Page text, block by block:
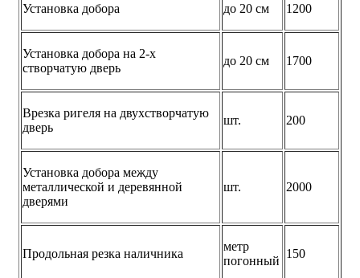
Установка добора до 20 см 1200
Установка добора на 2-х
створчатую дверь
до 20 см 1700
Врезка ригеля на двухстворчатую
дверь
шт. 200
Установка добора между
металлической и деревянной
дверями
шт. 2000
Продольная резка наличника
метр
погонный
150